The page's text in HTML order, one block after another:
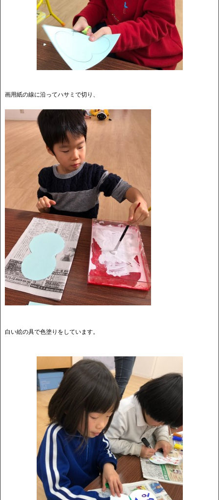
画用紙の線に沿ってハサミで切り、
白い絵の具で色塗りをしています。